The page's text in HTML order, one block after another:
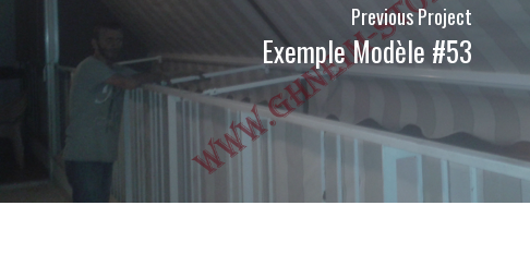
Previous Project
Exemple Modèle #53